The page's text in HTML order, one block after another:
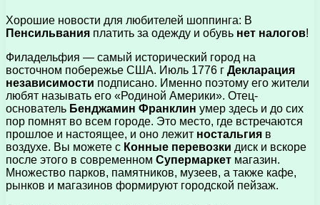
Хорошие новости для любителей шоппинга: В
Пенсильвания платить за одежду и обувь нет налогов!
Филадельфия — самый исторический город на
восточном побережье США. Июль 1776 г Декларация
независимости подписано. Именно поэтому его жители
любят называть его «Родиной Америки». Отец-
основатель Бенджамин Франклин умер здесь и до сих
пор помнят во всем городе. Это место, где встречаются
прошлое и настоящее, и оно лежит ностальгия в
воздухе. Вы можете с Конные перевозки диск и вскоре
после этого в современном Супермаркет магазин.
Множество парков, памятников, музеев, а также кафе,
рынков и магазинов формируют городской пейзаж.